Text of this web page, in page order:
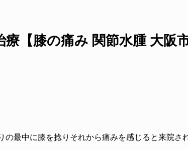
療【膝の痛み 関節水腫 大阪
の最中に膝を捻りそれから痛みを感じると来院さ